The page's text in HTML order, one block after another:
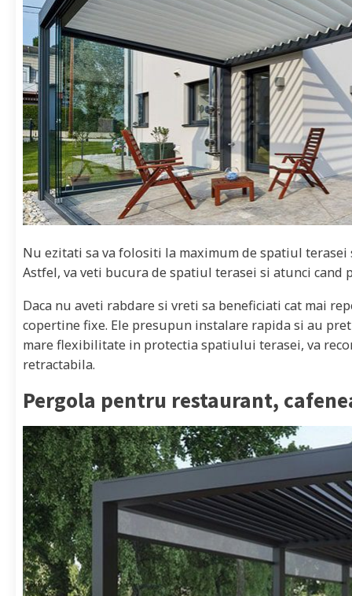
Nu ezitati sa va folositi la maximum de spatiul
Astfel, va veti bucura de spatiul terasei si atunci cand
Daca nu aveti rabdare si vreti sa beneficiati cat mai
copertine fixe. Ele presupun instalare rapida si au
mare flexibilitate in protectia spatiului terasei, va
retractabila.
Pergola pentru restaurant,